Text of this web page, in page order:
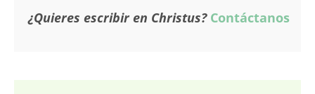
¿Quieres escribir en Christus? Contáctanos